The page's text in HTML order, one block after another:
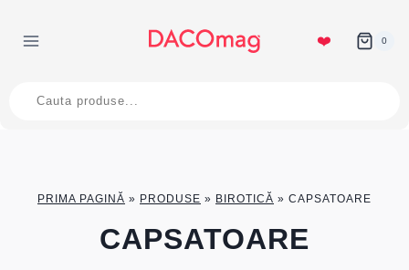
content
❤️ 0
search
PRIMA PAGINĂ » PRODUSE » BIROTICĂ » CAPSATOARE
CAPSATOARE